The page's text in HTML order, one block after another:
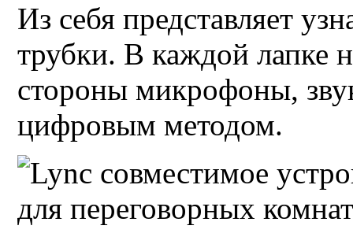
Из себя представляет
трубки. В каждой лапке
стороны микрофоны,
цифровым методом.